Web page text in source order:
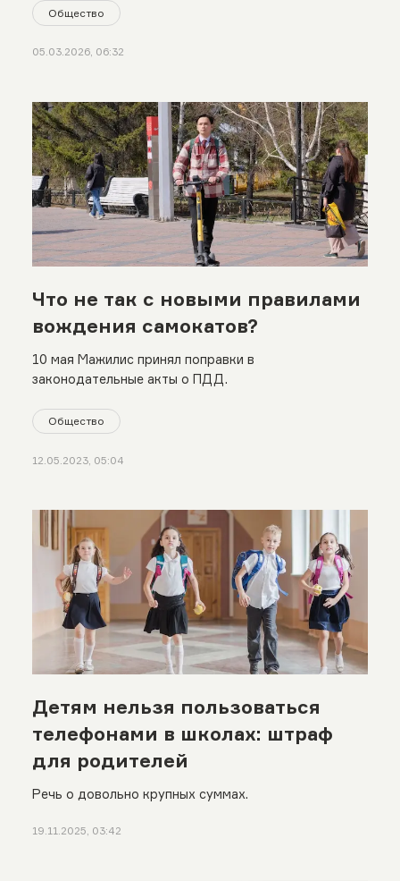
Общество
05.03.2026, 06:32
Что не так с новыми правилами
вождения самокатов?
10 мая Мажилис принял поправки в
законодательные акты о ПДД.
Общество
12.05.2023, 05:04
Детям нельзя пользоваться
телефонами в школах: штраф
для родителей
Речь о довольно крупных суммах.
19.11.2025, 03:42